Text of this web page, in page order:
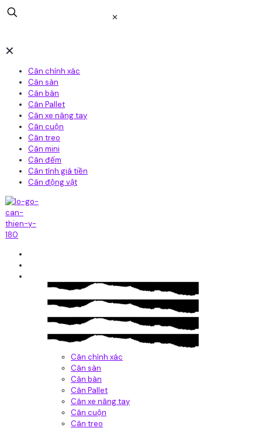
✕
✕
Cân chính xác
Cân sàn
Cân bàn
Cân Pallet
Cân xe nâng tay
Cân cuộn
Cân treo
Cân mini
Cân đếm
Cân tính giá tiền
Cân động vật
Cân chính xác
Cân sàn
Cân bàn
Cân Pallet
Cân xe nâng tay
Cân cuộn
Cân treo